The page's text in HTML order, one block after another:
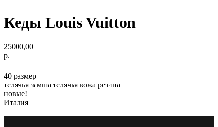
Кеды Louis Vuitton
25000,00
р.
40 размер
телячья замша телячья кожа резина
новые!
Италия